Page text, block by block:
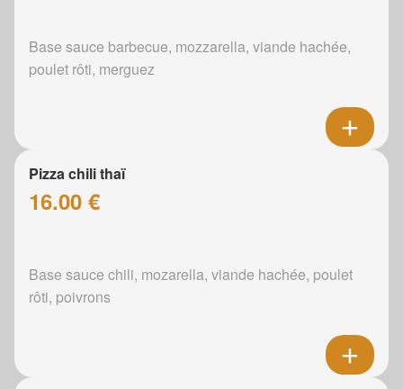
Base sauce barbecue, mozzarella, viande hachée,
poulet rôti, merguez
Pizza chili thaï
16.00 €
Base sauce chili, mozarella, viande hachée, poulet
rôti, poivrons